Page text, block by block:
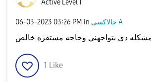
Active Level 1
‎06-03-2023 03:26 PM in جالاكسى A
دي بتواجهني وحاجه مستفزه خالص
1 Like